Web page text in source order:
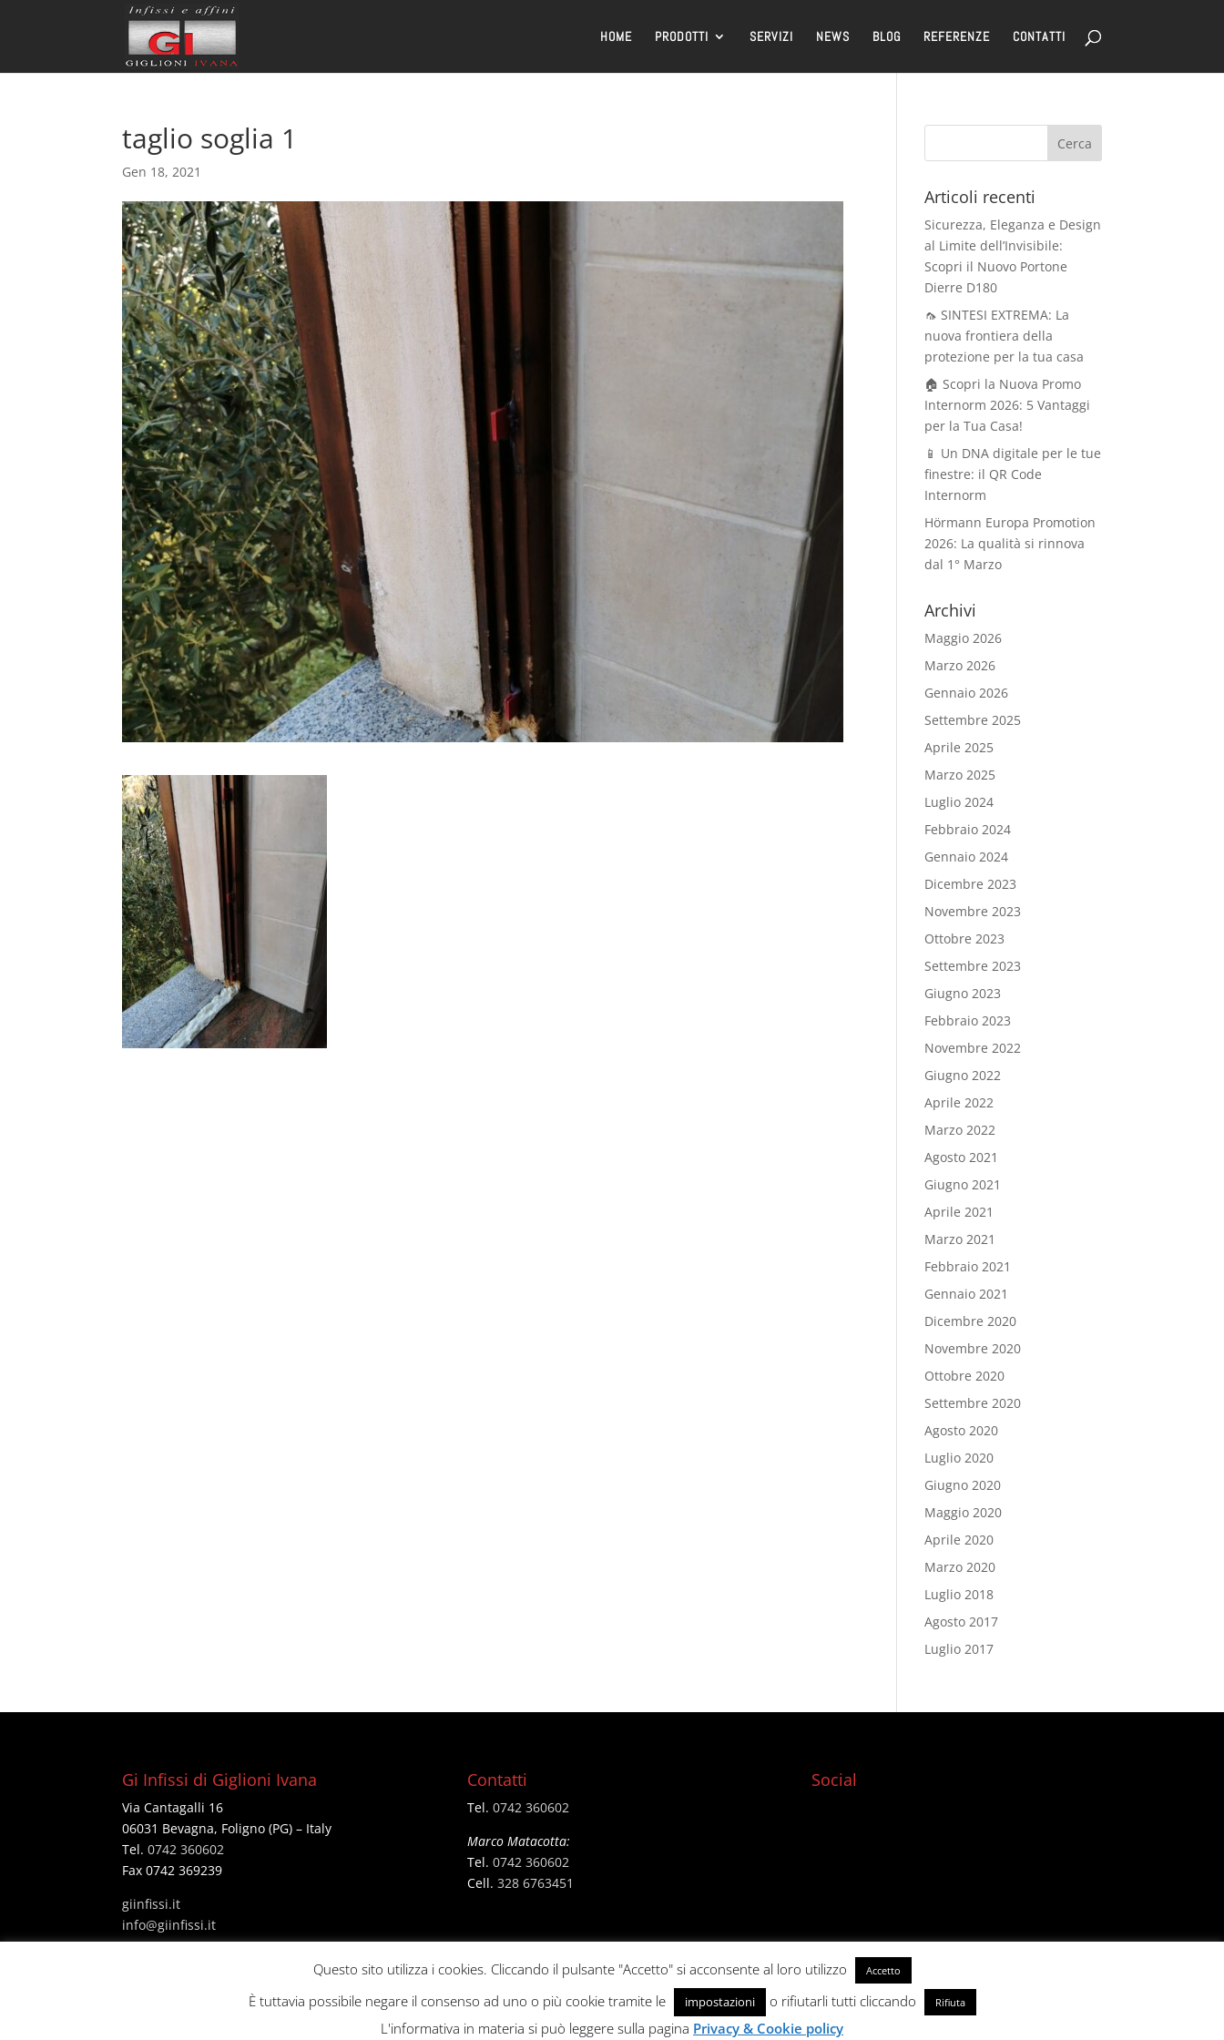
HOME PRODOTTI SERVIZI NEWS BLOG REFERENZE CONTATTI
taglio soglia 1
Gen 18, 2021
Articoli recenti
Sicurezza, Eleganza e Design
al Limite dell’Invisibile:
Scopri il Nuovo Portone
Dierre D180
🦟 SINTESI EXTREMA: La
nuova frontiera della
protezione per la tua casa
🏠 Scopri la Nuova Promo
Internorm 2026: 5 Vantaggi
per la Tua Casa!
📱 Un DNA digitale per le tue
finestre: il QR Code
Internorm
Hörmann Europa Promotion
2026: La qualità si rinnova
dal 1° Marzo
Archivi
Maggio 2026
Marzo 2026
Gennaio 2026
Settembre 2025
Aprile 2025
Marzo 2025
Luglio 2024
Febbraio 2024
Gennaio 2024
Dicembre 2023
Novembre 2023
Ottobre 2023
Settembre 2023
Giugno 2023
Febbraio 2023
Novembre 2022
Giugno 2022
Aprile 2022
Marzo 2022
Agosto 2021
Giugno 2021
Aprile 2021
Marzo 2021
Febbraio 2021
Gennaio 2021
Dicembre 2020
Novembre 2020
Ottobre 2020
Settembre 2020
Agosto 2020
Luglio 2020
Giugno 2020
Maggio 2020
Aprile 2020
Marzo 2020
Luglio 2018
Agosto 2017
Luglio 2017
Gi Infissi di Giglioni Ivana
Via Cantagalli 16
06031 Bevagna, Foligno (PG) – Italy
Tel.0742 360602
Fax 0742 369239
giinfissi.it
ti.issifniig
@ofni
Contatti
Tel. 0742 360602
Marco Matacotta:
Tel. 0742 360602
Cell. 328 6763451
Social
Questo sito utilizza i cookies. Cliccando il pulsante "Accetto" si acconsente al loro utilizzo Accetto
È tuttavia possibile negare il consenso ad uno o più cookie tramite le impostazioni o rifiutarli tutti cliccando Rifiuta
L'informativa in materia si può leggere sulla pagina Privacy & Cookie policy